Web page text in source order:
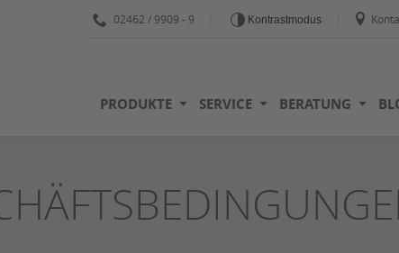
02462 / 9909 - 9 Kontrastmodus
PRODUKTE SERVICE BERATUNG